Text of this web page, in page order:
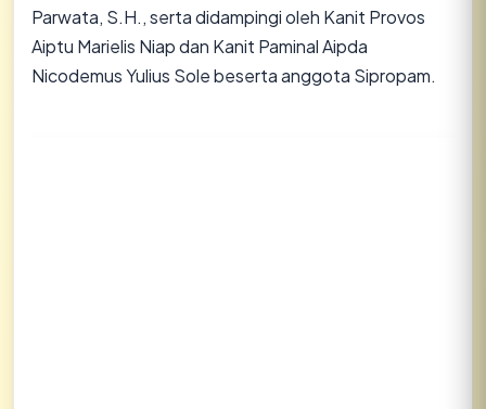
Parwata, S.H., serta didampingi oleh Kanit Provos
Aiptu Marielis Niap dan Kanit Paminal Aipda
Nicodemus Yulius Sole beserta anggota Sipropam.